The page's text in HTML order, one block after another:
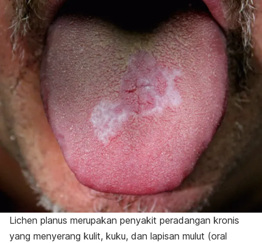
Lichen planus merupakan penyakit peradangan kronis
yang menyerang kulit, kuku, dan lapisan mulut (oral